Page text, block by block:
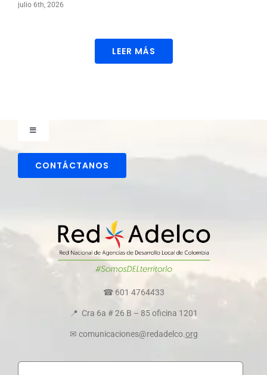
julio 6th, 2026
LEER MÁS
Toggle
Comunicaciones
Transparencia y ética empresarial
CONTÁCTANOS
☎ 601 4764433
📍 Cra 6a # 26 B – 85 oficina 1201
✉ comunicaciones@redadelco.org